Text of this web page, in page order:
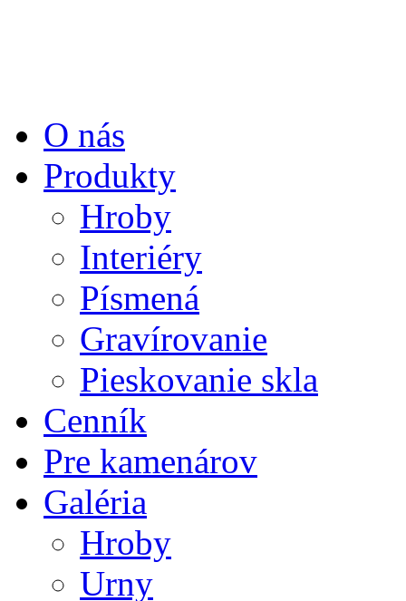
O nás
Produkty
Hroby
Interiéry
Písmená
Gravírovanie
Pieskovanie skla
Cenník
Pre kamenárov
Galéria
Hroby
Urny